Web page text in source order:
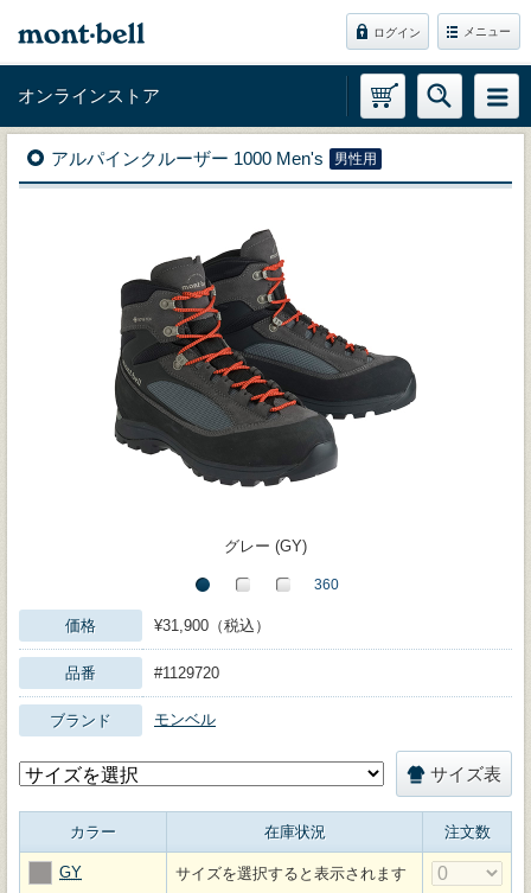
ログイン メニュー
オンラインストア
アルパインクルーザー 1000 Men's 男性用
グレー (GY)
価格 ¥31,900（税込）
品番 #1129720
ブランド モンベル
サイズ表
カラー 在庫状況 注文数
GY サイズを選択すると表示されます